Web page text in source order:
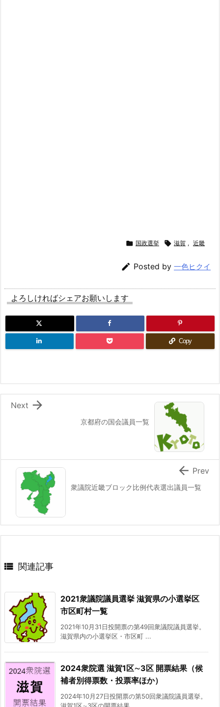
 国政選挙  滋賀 , 近畿
 Posted by 一色ヒクイ
よろしければシェアお願いします
Copy
京都府の国会議員一覧

Next
衆議院近畿ブロック比例代表選出議員一覧
 Prev
 関連記事
2021衆議院議員選挙 滋賀県の小選挙区
市区町村一覧
2021年10月31日投開票の第49回衆議院議員選挙。
滋賀県内の小選挙区・市区町 ...
2024衆院選 滋賀1区∼3区 開票結果（候
補者別得票数・投票率ほか）
2024年10月27日投開票の第50回衆議院議員選挙。